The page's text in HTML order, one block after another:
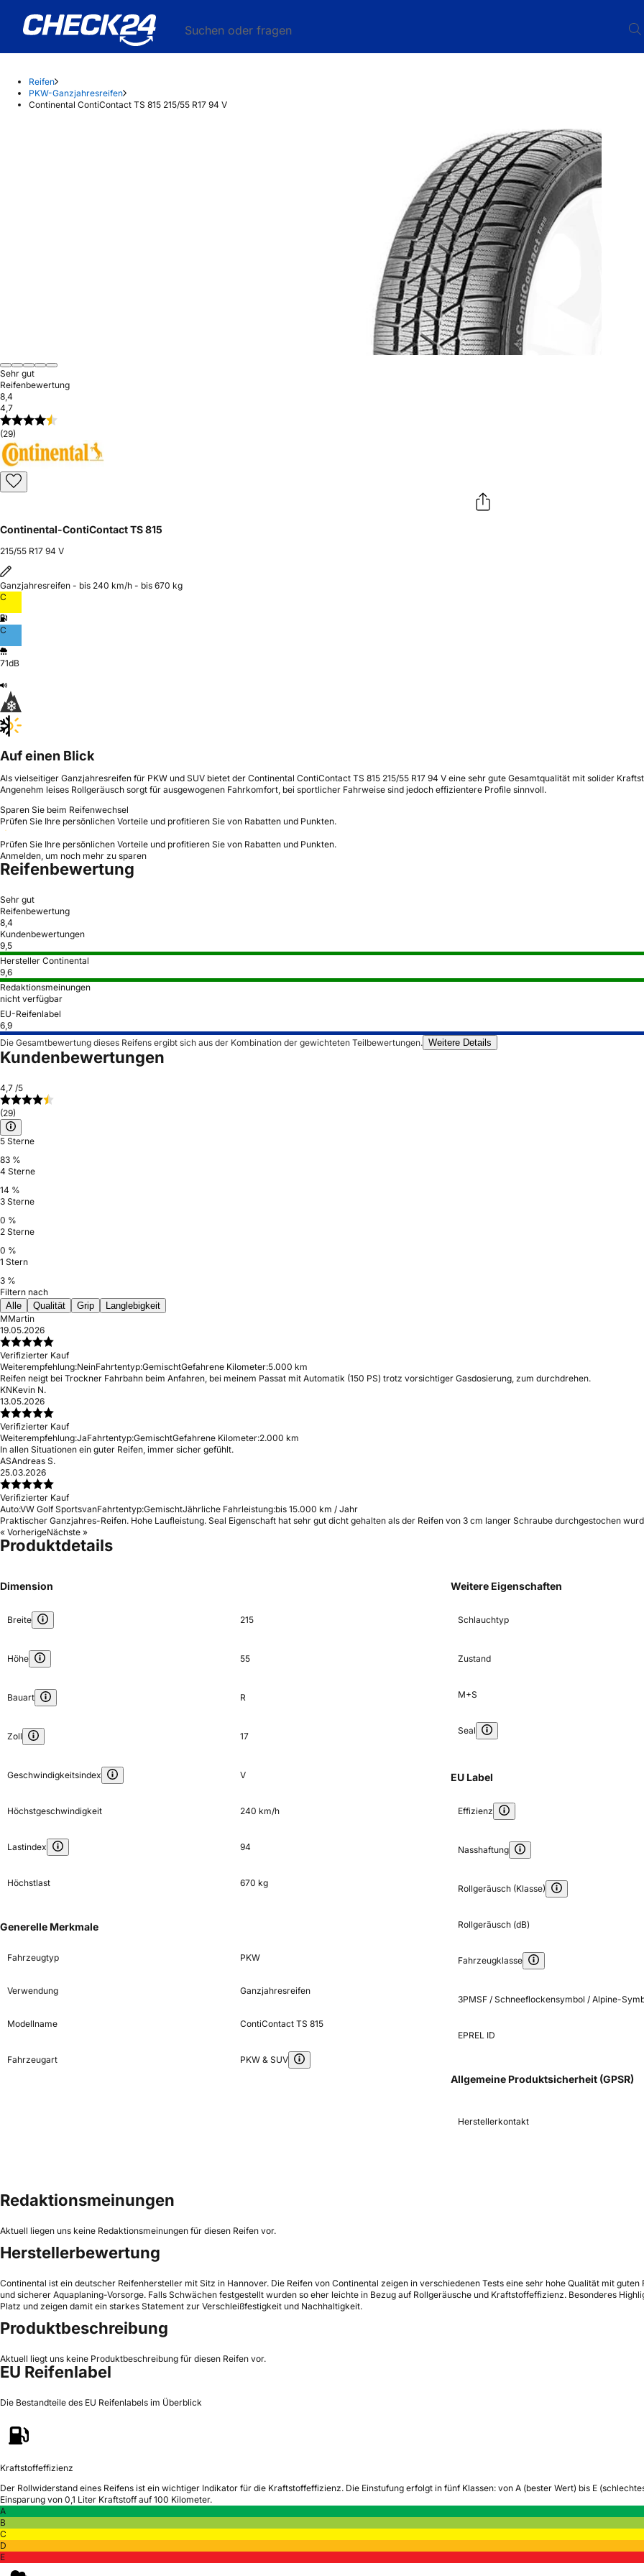
Suchen oder fragen
Reifen
PKW-Ganzjahresreifen
Continental ContiContact TS 815 215/55 R17 94 V
Sehr gut
Reifenbewertung
8,4
4,7
(29)
Continental-ContiContact TS 815
215/55 R17 94 V
Ganzjahresreifen - bis 240 km/h - bis 670 kg
C
C
71dB
Auf einen Blick
Als vielseitiger Ganzjahresreifen für PKW und SUV bietet der Continental ContiContact TS 815 215/55 R17 94 V eine sehr gute Gesamtqualität mit solider
Angenehm leises Rollgeräusch sorgt für ausgewogenen Fahrkomfort, bei sportlicher Fahrweise sind jedoch effizientere Profile sinnvoll.
Sparen Sie beim Reifenwechsel
Prüfen Sie Ihre persönlichen Vorteile und profitieren Sie von Rabatten und Punkten.
Prüfen Sie Ihre persönlichen Vorteile und profitieren Sie von Rabatten und Punkten.
Anmelden, um noch mehr zu sparen
Reifenbewertung
Sehr gut
Reifenbewertung
8,4
Kundenbewertungen
9,5
Hersteller Continental
9,6
Redaktionsmeinungen
nicht verfügbar
EU-Reifenlabel
6,9
Die Gesamtbewertung dieses Reifens ergibt sich aus der Kombination der gewichteten Teilbewertungen. Weitere Details
Kundenbewertungen
4,7 /5
(29)
5 Sterne
83 %
4 Sterne
14 %
3 Sterne
0 %
2 Sterne
0 %
1 Stern
3 %
Filtern nach
Alle
Qualität Grip
Langlebigkeit
MMartin
19.05.2026
Verifizierter Kauf
Weiterempfehlung:NeinFahrtentyp:GemischtGefahrene Kilometer:5.000 km
Reifen neigt bei Trockner Fahrbahn beim Anfahren, bei meinem Passat mit Automatik (150 PS) trotz vorsichtiger Gasdosierung, zum durchdrehen.
KNKevin N.
13.05.2026
Verifizierter Kauf
Weiterempfehlung:JaFahrtentyp:GemischtGefahrene Kilometer:2.000 km
In allen Situationen ein guter Reifen, immer sicher gefühlt.
ASAndreas S.
25.03.2026
Verifizierter Kauf
Auto:VW Golf SportsvanFahrtentyp:GemischtJährliche Fahrleistung:bis 15.000 km / Jahr
Praktischer Ganzjahres-Reifen. Hohe Laufleistung. Seal Eigenschaft hat sehr gut dicht gehalten als der Reifen von 3 cm langer Schraube durchgestochen
« VorherigeNächste »
Produktdetails
Dimension
Breite 215
Höhe 55
Bauart R
Zoll 17
Geschwindigkeitsindex V
Höchstgeschwindigkeit 240 km/h
Lastindex 94
Höchstlast 670 kg
Generelle Merkmale
Fahrzeugtyp PKW
Verwendung Ganzjahresreifen
Modellname ContiContact TS 815
Fahrzeugart PKW & SUV
Weitere Eigenschaften
Schlauchtyp
Zustand
M+S
Seal
EU Label
Effizienz
Nasshaftung
Rollgeräusch (Klasse)
Rollgeräusch (dB)
Fahrzeugklasse
3PMSF / Schneeflockensymbol / Alpine-
EPREL ID
Allgemeine Produktsicherheit (GPSR)
Herstellerkontakt
Redaktionsmeinungen
Aktuell liegen uns keine Redaktionsmeinungen für diesen Reifen vor.
Herstellerbewertung
Continental ist ein deutscher Reifenhersteller mit Sitz in Hannover. Die Reifen von Continental zeigen in verschiedenen Tests eine sehr hohe Qualität mit
und sicherer Aquaplaning-Vorsorge. Falls Schwächen festgestellt wurden so eher leichte in Bezug auf Rollgeräusche und Kraftstoffeffizienz. Besonderes
Platz und zeigen damit ein starkes Statement zur Verschleißfestigkeit und Nachhaltigkeit.
Produktbeschreibung
Aktuell liegt uns keine Produktbeschreibung für diesen Reifen vor.
EU Reifenlabel
Die Bestandteile des EU Reifenlabels im Überblick
Kraftstoffeffizienz
Der Rollwiderstand eines Reifens ist ein wichtiger Indikator für die Kraftstoffeffizienz. Die Einstufung erfolgt in fünf Klassen: von A (bester Wert) bis E
Einsparung von 0,1 Liter Kraftstoff auf 100 Kilometer.
A
B
C
D
E